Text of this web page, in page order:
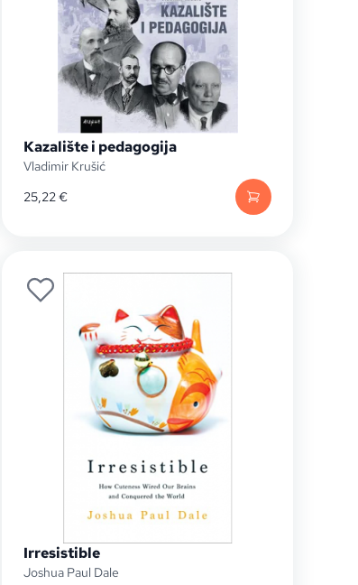
Kazalište i pedagogija
Vladimir Krušić
25,22€
Irresistible
Joshua Paul Dale